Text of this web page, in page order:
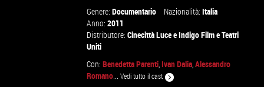
Genere:Documentario Nazionalità:Italia
Anno:2011
Distributore:Cinecittà LuceeIndigo FilmeTeatri
Uniti
Con:Benedetta Parenti,Ivan Dalia,Alessandro
Romano...Vedi tutto il cast